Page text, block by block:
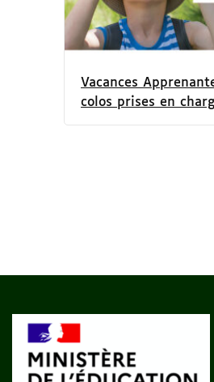
Vacances
colos prises en